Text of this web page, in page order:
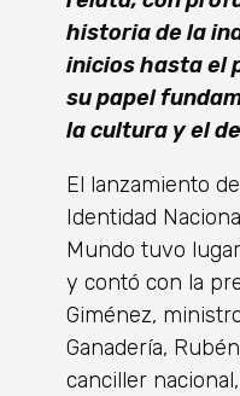
historia de la
inicios hasta el
su papel
la cultura y el
El lanzamiento
Identidad
Mundo tuvo
y contó con la
Giménez,
Ganadería,
canciller